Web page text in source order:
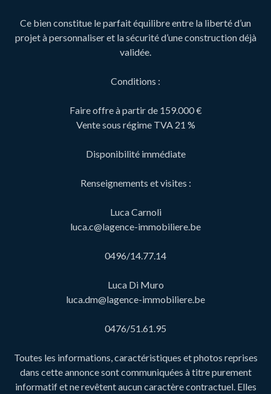
Ce bien constitue le parfait équilibre entre la liberté d’un
projet à personnaliser et la sécurité d’une construction déjà
validée.
Conditions :
Faire offre à partir de 159.000 €
Vente sous régime TVA 21 %
Disponibilité immédiate
Renseignements et visites :
Luca Carnoli
luca.c@lagence-immobiliere.be
0496/14.77.14
Luca Di Muro
luca.dm@lagence-immobiliere.be
0476/51.61.95
Toutes les informations, caractéristiques et photos reprises
dans cette annonce sont communiquées à titre purement
informatif et ne revêtent aucun caractère contractuel. Elles